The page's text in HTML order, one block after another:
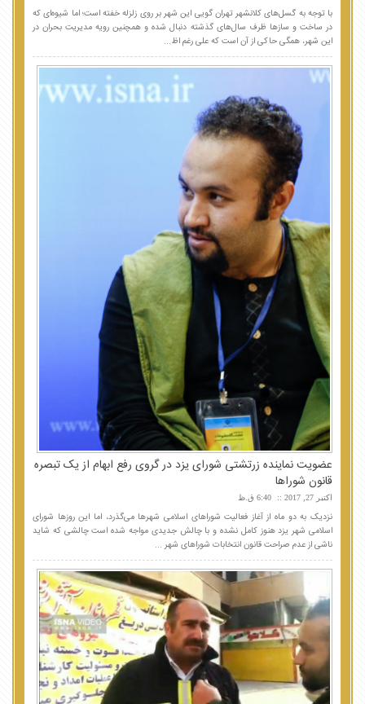
با توجه به گسل‌های کلانشهر تهران گویی این شهر بر روی زلزله خفته است؛ اما شیوه‌ای که
در ساخت و سازها ظرف سال‌های گذشته دنبال شده و همچنین رویه مدیریت بحران در
این شهر، همگی حاکی از آن است که علی رغم اظ...
عضویت نماینده زرتشتی شورای یزد در گروی رفع ابهام از یک تبصره
قانون شوراها
اکتبر 27, 2017 6:40 ق.ظ
نزدیک به دو ماه از آغاز فعالیت شوراهای اسلامی شهرها می‌گذرد، اما این روزها شورای
اسلامی شهر یزد هنوز کامل نشده و با چالش جدیدی مواجه شده است چالشی که شاید
ناشی از عدم صراحت قانون انتخابات شوراهای شهر ...